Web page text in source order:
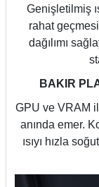
Genişletilmiş
rahat
dağılımı
BAKIR
GPU ve VRAM
anında emer.
ısıyı hızla